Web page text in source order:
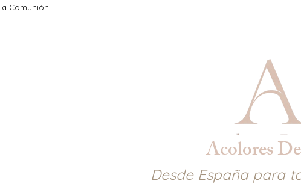
la Comunión.
Acolores
Desde España para